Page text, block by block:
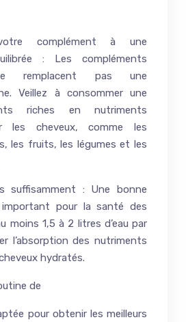
complément à une
: Les compléments
remplacent pas une
Veillez à consommer une
riches en nutriments
les cheveux, comme les
les fruits, les légumes et les
suffisamment : Une bonne
pour la santé des
moins 1,5 à 2 litres d’eau par
l’absorption des nutriments
hydratés.
de
pour obtenir les meilleurs